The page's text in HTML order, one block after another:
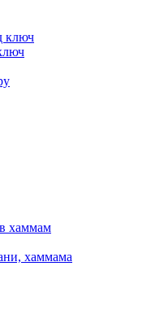
ключ
хаммам
хаммама